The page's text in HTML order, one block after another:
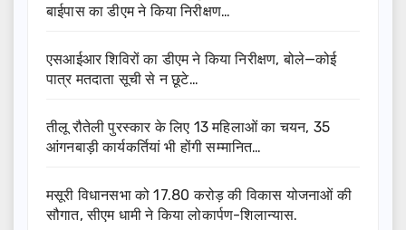
बाईपास का डीएम ने किया निरीक्षण…
एसआईआर शिविरों का डीएम ने किया निरीक्षण, बोले—कोई
पात्र मतदाता सूची से न छूटे…
तीलू रौतेली पुरस्कार के लिए 13 महिलाओं का चयन, 35
आंगनबाड़ी कार्यकर्तियां भी होंगी सम्मानित…
मसूरी विधानसभा को 17.80 करोड़ की विकास योजनाओं की
सौगात, सीएम धामी ने किया लोकार्पण-शिलान्यास.